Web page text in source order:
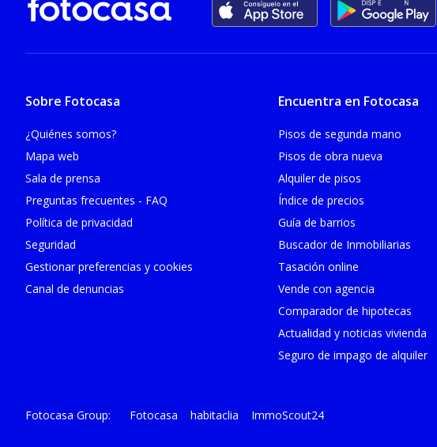
Sobre Fotocasa
¿Quiénes somos?
Mapa web
Sala de prensa
Preguntas frecuentes - FAQ
Política de privacidad
Seguridad
Gestionar preferencias y cookies
Canal de denuncias
Encuentra en Fotocasa
Pisos de segunda mano
Pisos de obra nueva
Alquiler de pisos
Índice de precios
Guía de barrios
Buscador de Inmobiliarias
Tasación online
Vende con agencia
Comparador de hipotecas
Actualidad y noticias vivienda
Seguro de impago de alquiler
Fotocasa Group Fotocasa habitaclia ImmoScout24